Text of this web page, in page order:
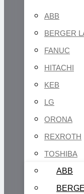
ABB
BERGER
FANUC
HITACHI
KEB
LG
ORONA
REXROTH
TOSHIBA
ABB